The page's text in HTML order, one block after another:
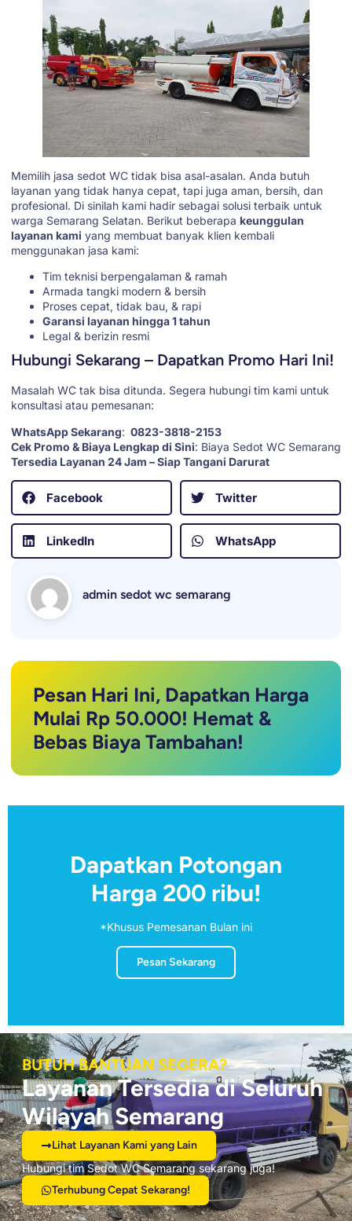
Memilih jasa sedot WC tidak bisa asal-asalan. Anda butuh
layanan yang tidak hanya cepat, tapi juga aman, bersih, dan
profesional. Di sinilah kami hadir sebagai solusi terbaik untuk
warga Semarang Selatan. Berikut beberapa keunggulan
layanan kami yang membuat banyak klien kembali
menggunakan jasa kami:
Tim teknisi berpengalaman & ramah
Armada tangki modern & bersih
Proses cepat, tidak bau, & rapi
Garansi layanan hingga 1 tahun
Legal & berizin resmi
Hubungi Sekarang – Dapatkan Promo Hari Ini!
Masalah WC tak bisa ditunda. Segera hubungi tim kami untuk
konsultasi atau pemesanan:
WhatsApp Sekarang: 0823-3818-2153
Cek Promo & Biaya Lengkap di Sini: Biaya Sedot WC Semarang
Tersedia Layanan 24 Jam – Siap Tangani Darurat
Facebook Twitter
LinkedIn WhatsApp
admin sedot wc semarang
Pesan Hari Ini, Dapatkan Harga
Mulai Rp 50.000! Hemat &
Bebas Biaya Tambahan!
Dapatkan Potongan
Harga 200 ribu!
*Khusus Pemesanan Bulan ini
Pesan Sekarang
BUTUH BANTUAN SEGERA?
Layanan Tersedia di Seluruh
Wilayah Semarang
Lihat Layanan Kami yang Lain
Hubungi tim Sedot WC Semarang sekarang juga!
Terhubung Cepat Sekarang!